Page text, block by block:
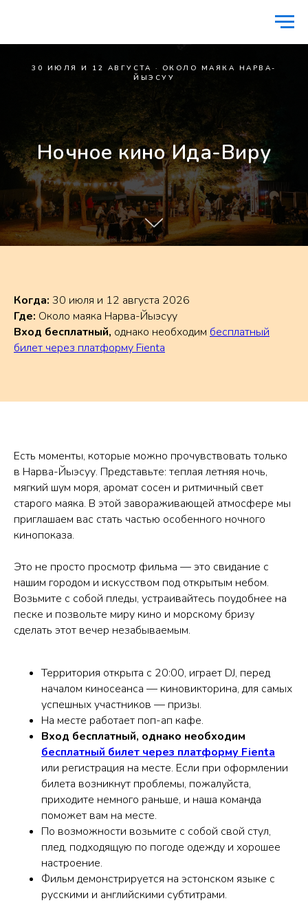
30 ИЮЛЯ И 12 АВГУСТА · ОКОЛО МАЯКА НАРВА-
ЙЫЭСУУ
Ночное кино Ида-Виру
Когда: 30 июля и 12 августа 2026
Где: Около маяка Нарва-Йыэсуу
Вход бесплатный, однако необходим бесплатный
билет через платформу Fienta
Есть моменты, которые можно прочувствовать только
в Нарва-Йыэсуу. Представьте: теплая летняя ночь,
мягкий шум моря, аромат сосен и ритмичный свет
старого маяка. В этой завораживающей атмосфере мы
приглашаем вас стать частью особенного ночного
кинопоказа.
Это не просто просмотр фильма — это свидание с
нашим городом и искусством под открытым небом.
Возьмите с собой пледы, устраивайтесь поудобнее на
песке и позвольте миру кино и морскому бризу
сделать этот вечер незабываемым.
Территория открыта с 20:00, играет DJ, перед
началом киносеанса — киновикторина, для самых
успешных участников — призы.
На месте работает поп-ап кафе.
Вход бесплатный, однако необходим
бесплатный билет через платформу Fienta
или регистрация на месте. Если при оформлении
билета возникнут проблемы, пожалуйста,
приходите немного раньше, и наша команда
поможет вам на месте.
По возможности возьмите с собой свой стул,
плед, подходящую по погоде одежду и хорошее
настроение.
Фильм демонстрируется на эстонском языке с
русскими и английскими субтитрами.